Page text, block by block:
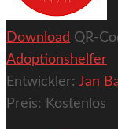
Download QR-
Adoptionshelfer
Entwickler: Jan
Preis: Kostenlos